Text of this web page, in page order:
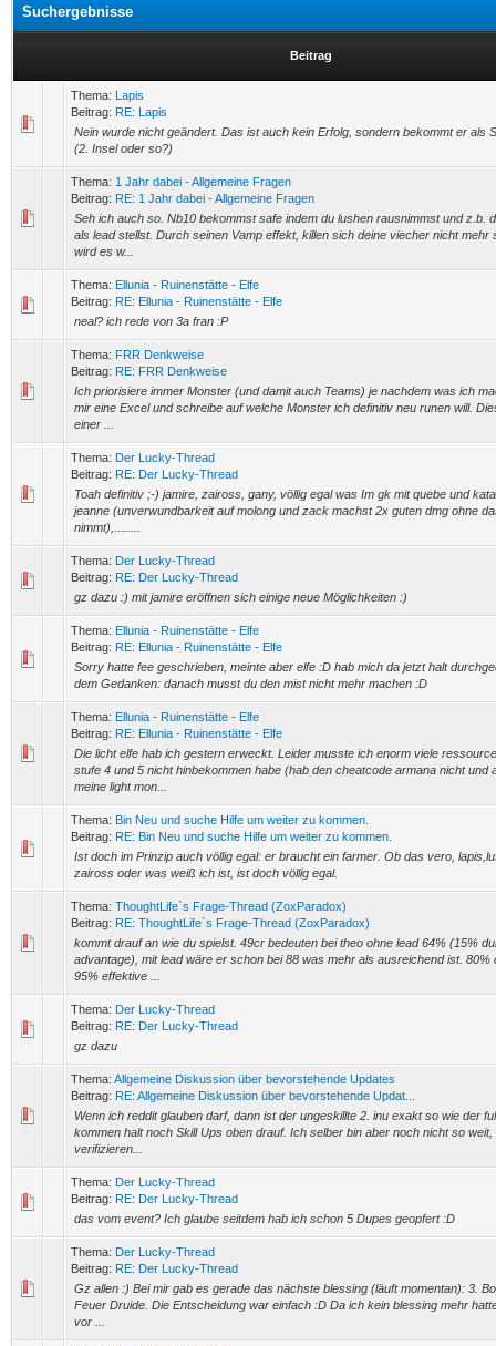
Suchergebnisse
Beitrag
Thema: Lapis
Beitrag: RE: Lapis
Nein wurde nicht geändert. Das ist auch kein Erfolg, sondern bekommt er als
(2. Insel oder so?)
Thema: 1 Jahr dabei - Allgemeine Fragen
Beitrag: RE: 1 Jahr dabei - Allgemeine Fragen
Seh ich auch so. Nb10 bekommst safe indem du lushen rausnimmst und z.b.
als lead stellst. Durch seinen Vamp effekt, killen sich deine viecher nicht mehr
wird es w...
Thema: Ellunia - Ruinenstätte - Elfe
Beitrag: RE: Ellunia - Ruinenstätte - Elfe
neal? ich rede von 3a fran :P
Thema: FRR Denkweise
Beitrag: RE: FRR Denkweise
Ich priorisiere immer Monster (und damit auch Teams) je nachdem was ich
mir eine Excel und schreibe auf welche Monster ich definitiv neu runen will.
einer ...
Thema: Der Lucky-Thread
Beitrag: RE: Der Lucky-Thread
Toah definitiv ;-) jamire, zaiross, gany, völlig egal was Im gk mit quebe und
jeanne (unverwundbarkeit auf molong und zack machst 2x guten dmg ohne
nimmt),........
Thema: Der Lucky-Thread
Beitrag: RE: Der Lucky-Thread
gz dazu :) mit jamire eröffnen sich einige neue Möglichkeiten :)
Thema: Ellunia - Ruinenstätte - Elfe
Beitrag: RE: Ellunia - Ruinenstätte - Elfe
Sorry hatte fee geschrieben, meinte aber elfe :D hab mich da jetzt halt
dem Gedanken: danach musst du den mist nicht mehr machen :D
Thema: Ellunia - Ruinenstätte - Elfe
Beitrag: RE: Ellunia - Ruinenstätte - Elfe
Die licht elfe hab ich gestern erweckt. Leider musste ich enorm viele
stufe 4 und 5 nicht hinbekommen habe (hab den cheatcode armana nicht und
meine light mon...
Thema: Bin Neu und suche Hilfe um weiter zu kommen.
Beitrag: RE: Bin Neu und suche Hilfe um weiter zu kommen.
Ist doch im Prinzip auch völlig egal: er braucht ein farmer. Ob das vero,
zaiross oder was weiß ich ist, ist doch völlig egal.
Thema: ThoughtLife`s Frage-Thread (ZoxParadox)
Beitrag: RE: ThoughtLife`s Frage-Thread (ZoxParadox)
kommt drauf an wie du spielst. 49cr bedeuten bei theo ohne lead 64% (15%
advantage), mit lead wäre er schon bei 88 was mehr als ausreichend ist. 80%
95% effektive ...
Thema: Der Lucky-Thread
Beitrag: RE: Der Lucky-Thread
gz dazu
Thema: Allgemeine Diskussion über bevorstehende Updates
Beitrag: RE: Allgemeine Diskussion über bevorstehende Updat...
Wenn ich reddit glauben darf, dann ist der ungeskillte 2. inu exakt so wie der
kommen halt noch Skill Ups oben drauf. Ich selber bin aber noch nicht so
verifizieren...
Thema: Der Lucky-Thread
Beitrag: RE: Der Lucky-Thread
das vom event? Ich glaube seitdem hab ich schon 5 Dupes geopfert :D
Thema: Der Lucky-Thread
Beitrag: RE: Der Lucky-Thread
Gz allen :) Bei mir gab es gerade das nächste blessing (läuft momentan): 3.
Feuer Druide. Die Entscheidung war einfach :D Da ich kein blessing mehr
vor ...